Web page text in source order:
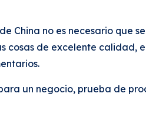
China no es necesario que
cosas de excelente calidad,
un negocio, prueba de